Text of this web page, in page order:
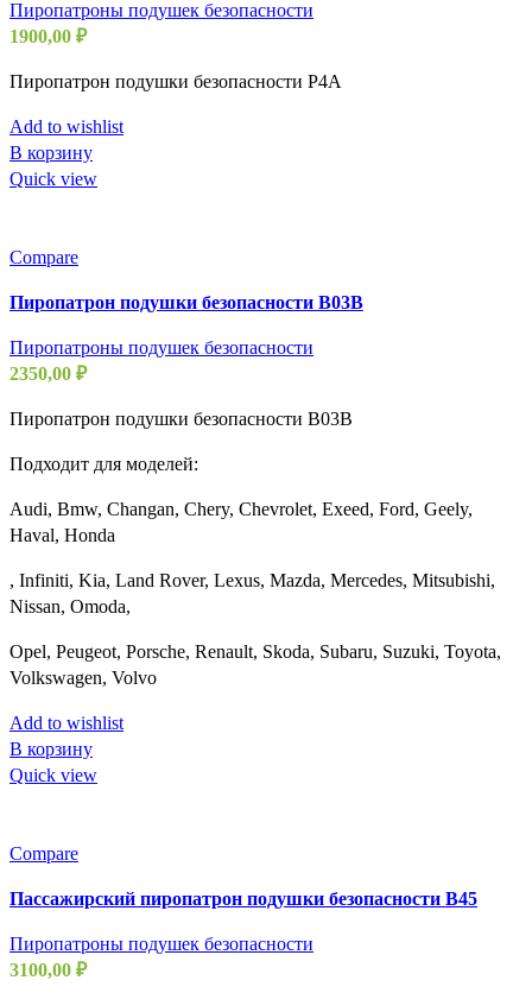
Пиропатроны подушек безопасности
1900,00 ₽
Пиропатрон подушки безопасности P4A
Add to wishlist
В корзину
Quick view
Compare
Пиропатрон подушки безопасности B03B
Пиропатроны подушек безопасности
2350,00 ₽
Пиропатрон подушки безопасности B03B
Подходит для моделей:
Audi, Bmw, Changan, Chery, Chevrolet, Exeed, Ford, Geely,
Haval, Honda
, Infiniti, Kia, Land Rover, Lexus, Mazda, Mercedes, Mitsubishi,
Nissan, Omoda,
Opel, Peugeot, Porsche, Renault, Skoda, Subaru, Suzuki, Toyota,
Volkswagen, Volvo
Add to wishlist
В корзину
Quick view
Compare
Пассажирский пиропатрон подушки безопасности B45
Пиропатроны подушек безопасности
3100,00 ₽